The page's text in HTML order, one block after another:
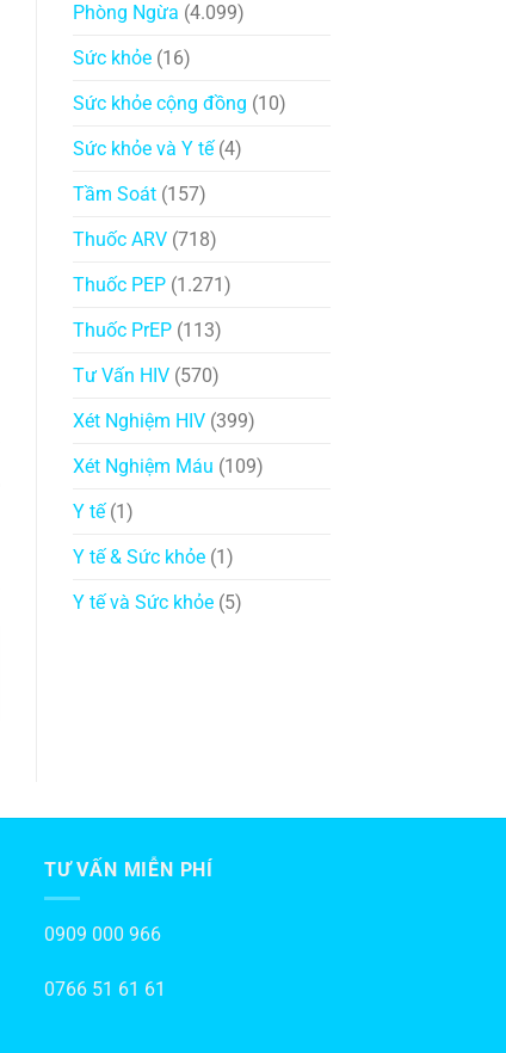
Phòng Ngừa (4.099)
Sức khỏe(16)
Sức khỏe cộng đồng (10)
Sức khỏe và Y tế(4)
Tầm Soát(157)
Thuốc ARV(718)
Thuốc PEP(1.271)
Thuốc PrEP(113)
Tư Vấn HIV(570)
Xét Nghiệm HIV(399)
Xét Nghiệm Máu (109)
Y tế(1)
Y tế & Sức khỏe(1)
Y tế và Sức khỏe(5)
TƯ VẤN MIỄN PHÍ
0909 000 966
0766 51 61 61